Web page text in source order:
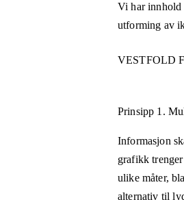
Vi har innhold
utforming av
VESTFOLD
Prinsipp 1.
Informasjon
grafikk
ulike måter,
alternativ til